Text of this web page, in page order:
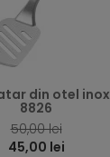
din otel
8826
50,00 lei
45,00 lei